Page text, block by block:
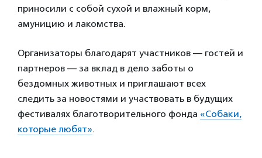
приносили с собой сухой и влажный корм,
амуницию и лакомства.
Организаторы благодарят участников — гостей и
партнеров — за вклад в дело заботы о
бездомных животных и приглашают всех
следить за новостями и участвовать в будущих
фестивалях благотворительного фонда «Собаки,
которые любят».